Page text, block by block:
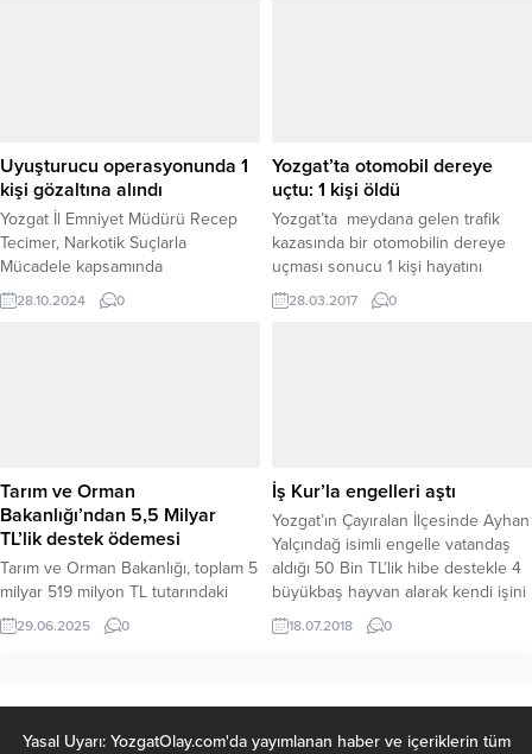
Uyuşturucu operasyonunda 1
kişi gözaltına alındı
Yozgat İl Emniyet Müdürü Recep
Tecimer, Narkotik Suçlarla
Mücadele kapsamında
gerçekleştirilen çalışmalar hakkında
bilgi verdi. 25 Ekim 2024 tarihinde,
28.10.2024 0
Yozgat’ta otomobil dereye
uçtu: 1 kişi öldü
Yozgat’ta meydana gelen trafik
kazasında bir otomobilin dereye
uçması sonucu 1 kişi hayatını
kaybetti. Edinilen bilgilere göre;
kaza, Yozgat –Ankara Karayolu
yakınlarında sürücüsünün
direksiyon hakimiyetini kaybetmesi
sonucu kontrolden çıkıp karşı
şeride geçerek...
28.03.2017 0
Tarım ve Orman
Bakanlığı’ndan 5,5 Milyar
TL’lik destek ödemesi
Tarım ve Orman Bakanlığı, toplam 5
milyar 519 milyon TL tutarındaki
destekleme ödemelerini bugün
çiftçilerin hesaplarına aktarmaya
genelinde gerçekleştirilen bu
kapsamlı destek paketiyle
29.06.2025 0
İş Kur’la engelleri aştı
Yozgat’ın Çayıralan İlçesinde Ayhan
Yalçındağ isimli engelle vatandaş
aldığı 50 Bin TL’lik hibe destekle 4
büyükbaş hayvan alarak kendi işini
kurdu.18.07.2018 0
Yasal Uyarı: YozgatOlay.com'da yayımlanan haber ve içeriklerin tüm